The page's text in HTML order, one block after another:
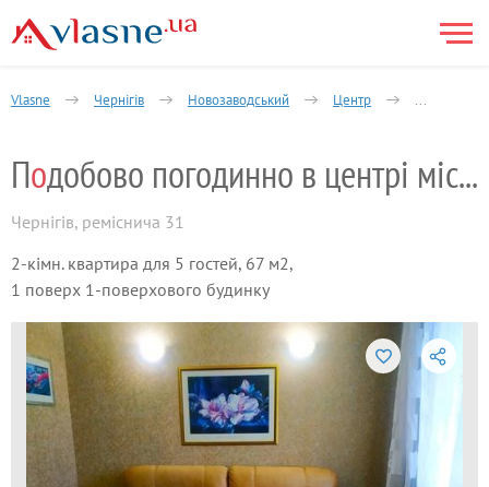
Vlasne Чернігів Новозаводський Центр 2-кімнатна
По добово погодинно в центрі міста.
Чернігів, реміснича 31
2-кімн. квартира для 5 гостей, 67 м2,
1 поверх 1-поверхового будинку